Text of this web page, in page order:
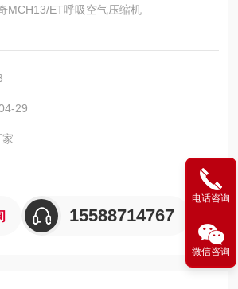
MCH13/ET呼吸空气压缩机
是由三相电机马达驱动的呼吸空
于移动的特点
29
15588714767
电话咨询
微信咨询